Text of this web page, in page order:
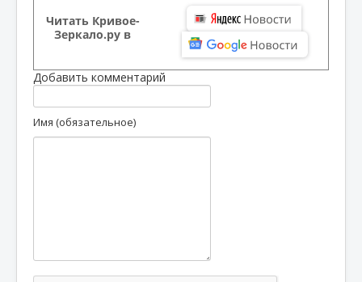
Читать Кривое-
Зеркало.ру в
Добавить комментарий
Имя (обязательное)